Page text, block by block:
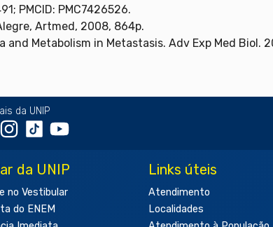
PMCID: PMC7426526.
Artmed, 2008, 864p.
and Metabolism in Metastasis. Adv Exp Med
da UNIP
da UNIP
no Vestibular
do ENEM
Links úteis
Atendimento
Localidades